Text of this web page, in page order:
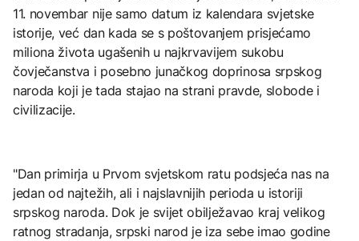
11. novembar nije samo datum iz kalendara svjetske
istorije, već dan kada se s poštovanjem prisjećamo
miliona života ugašenih u najkrvavijem sukobu
čovječanstva i posebno junačkog doprinosa srpskog
naroda koji je tada stajao na strani pravde, slobode i
civilizacije.
"Dan primirja u Prvom svjetskom ratu podsjeća nas na
jedan od najtežih, ali i najslavnijih perioda u istoriji
srpskog naroda. Dok je svijet obilježavao kraj velikog
ratnog stradanja, srpski narod je iza sebe imao godine